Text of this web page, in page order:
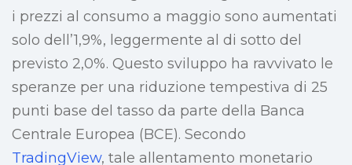
i prezzi al consumo a maggio sono aumentati
solo dell’1,9%, leggermente al di sotto del
previsto 2,0%. Questo sviluppo ha ravvivato le
speranze per una riduzione tempestiva di 25
punti base del tasso da parte della Banca
Centrale Europea (BCE). Secondo
TradingView, tale allentamento monetario